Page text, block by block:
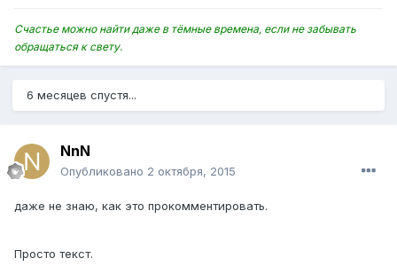
Счастье можно найти даже в тёмные времена, если не забывать
обращаться к свету.
6 месяцев спустя...
NnN
Опубликовано 2 октября, 2015
даже не знаю, как это прокомментировать.
Просто текст.